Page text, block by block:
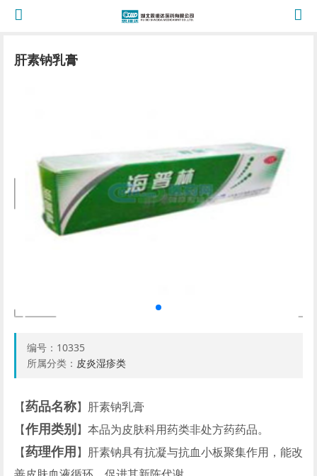
肝素钠乳膏
编号： 10335
所属分类： 皮炎湿疹类
【药品名称】肝素钠乳膏
【作用类别 】本品为皮肤科用药类非处方药药品。
【药理作用 】肝素钠具有抗凝与抗血小板聚集作用，能改